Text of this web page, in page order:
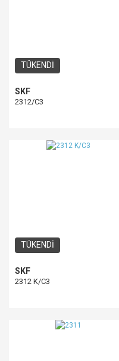
TÜKENDİ
SKF
2312/C3
TÜKENDİ
SKF
2312 K/C3